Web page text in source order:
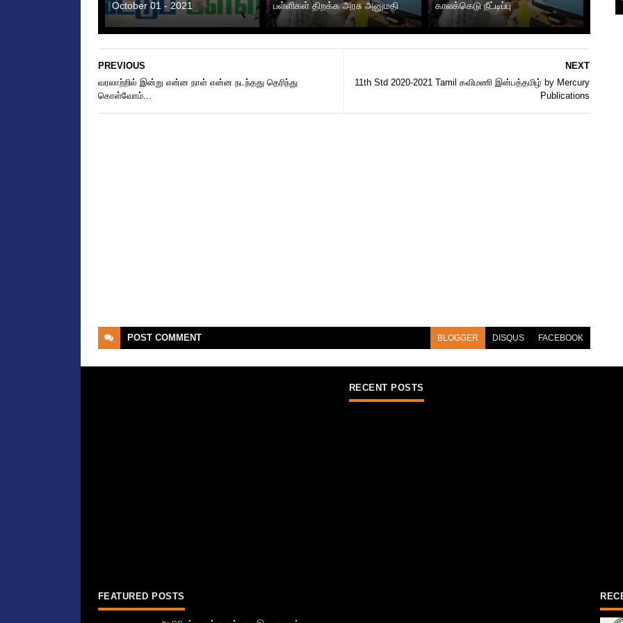
October 01 - 2021 பள்ளிகள் திறக்க அரசு அனுமதி காலக்கெடு நீட்டிப்பு
NEXT
11th Std 2020-2021 Tamil கவிமணி இன்பத்தமிழ் by Mercury
Publications
PREVIOUS
வரலாற்றில் இன்று என்ன நாள் என்ன நடந்தது தெரிந்து
கொள்வோம்...
POST COMMENT BLOGGER DISQUS FACEBOOK
FEATURED POSTS
RECENT POSTS